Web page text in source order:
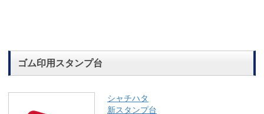
ゴム印用スタンプ台
シャチハタ
新スタンプ台